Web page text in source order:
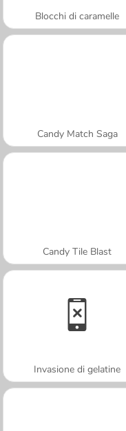
Blocchi di caramelle
Candy Match Saga
Candy Tile Blast
Invasione di gelatine